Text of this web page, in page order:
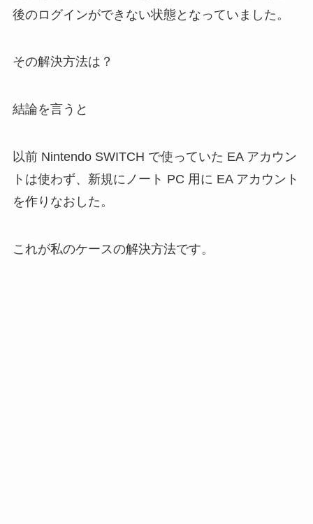
後のログインができない状態となっていました。
その解決方法は？
結論を言うと
以前 Nintendo SWITCH で使っていた EA アカウン
トは使わず、新規にノート PC 用に EA アカウント
を作りなおした。
これが私のケースの解決方法です。